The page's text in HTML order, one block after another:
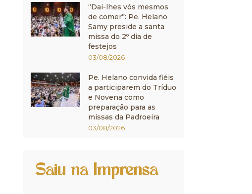
“Dai-lhes vós mesmos
de comer”: Pe. Helano
Samy preside a santa
missa do 2º dia de
festejos
03/08/2026
Pe. Helano convida fiéis
a participarem do Tríduo
e Novena como
preparação para as
missas da Padroeira
03/08/2026
Saiu na Imprensa